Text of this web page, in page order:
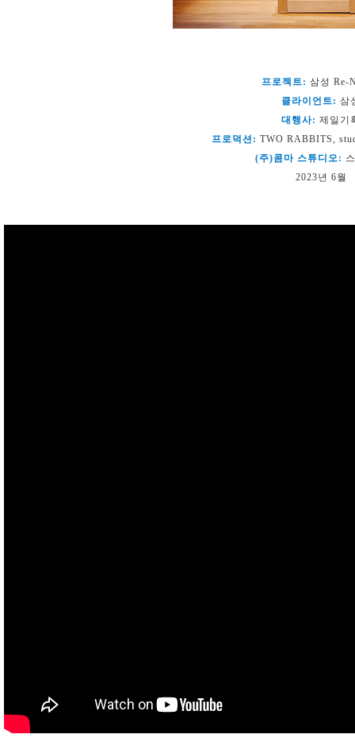
프로젝트: 삼성 Re-
클라이언트: 삼
대행사: 제일기
프로덕션: TWO RABBITS,
(주)콤마 스튜디오:
2023년 6월